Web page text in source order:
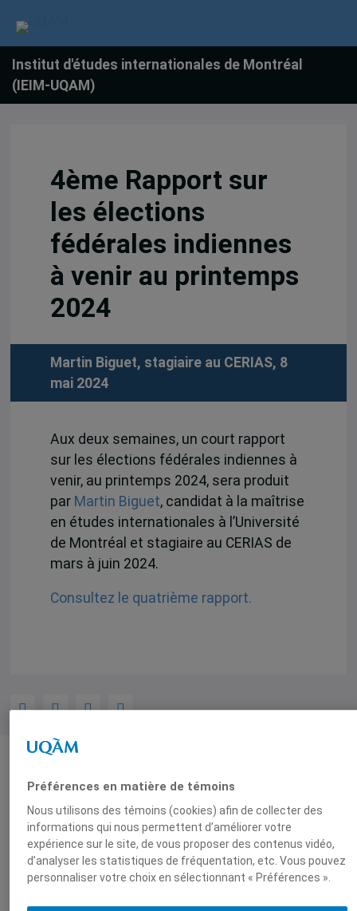
Institut d'études internationales de Montréal
(IEIM-UQAM)
4ème Rapport sur
les élections
fédérales indiennes
à venir au printemps
2024
Martin Biguet, stagiaire au CERIAS, 8
mai 2024
Aux deux semaines, un court rapport
sur les élections fédérales indiennes à
venir, au printemps 2024, sera produit
par Martin Biguet, candidat à la maîtrise
en études internationales à l’Université
de Montréal et stagiaire au CERIAS de
mars à juin 2024.
Consultez le quatrième rapport.
Produit par
Centre
d'études et de
recherches sur
Préférences en matière de témoins
Nous utilisons des témoins (cookies) afin de collecter des
informations qui nous permettent d’améliorer votre
expérience sur le site, de vous proposer des contenus vidéo,
d’analyser les statistiques de fréquentation, etc. Vous pouvez
personnaliser votre choix en sélectionnant « Préférences ».